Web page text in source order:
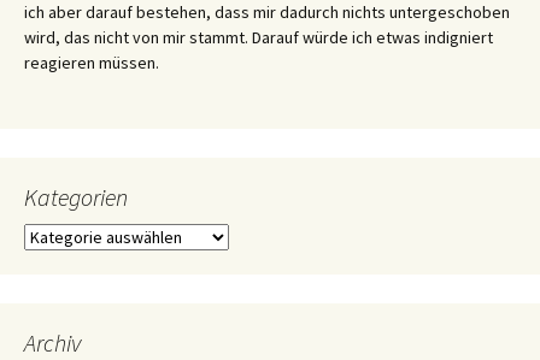
ich aber darauf bestehen, dass mir dadurch nichts untergeschoben
wird, das nicht von mir stammt. Darauf würde ich etwas indigniert
reagieren müssen.
Kategorien
Kategorien
Archiv